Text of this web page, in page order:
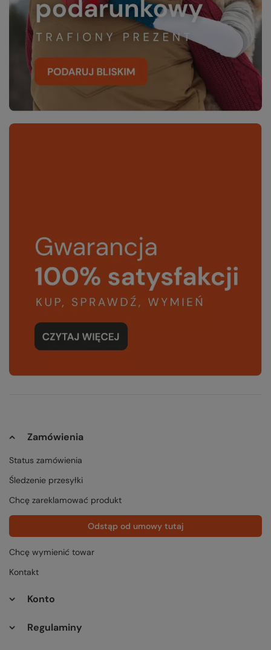
Zamówienia
Status zamówienia
Śledzenie przesyłki
Chcę zareklamować produkt
Odstąp od umowy tutaj
Chcę wymienić towar
Kontakt
Konto
Regulaminy